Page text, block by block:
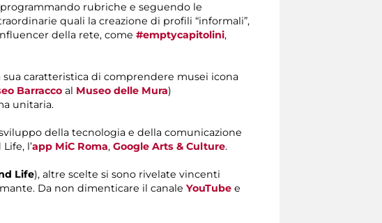
rubriche e seguendo le
quali la creazione di profili “informali”,
della rete, come #emptycapitolini,
sua caratteristica di comprendere musei icona
Barracco al Museo delle Mura)
unitaria.
della tecnologia e della comunicazione
l’app MiC Roma, Google Arts & Culture.
Life), altre scelte si sono rivelate vincenti
Da non dimenticare il canale YouTube e